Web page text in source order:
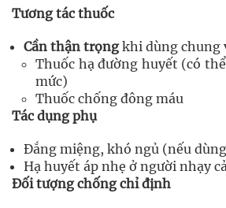
Tương tác thuốc
Cần thận trọngkhi dùng chung
Thuốc hạ đường huyết (có
mức)
Thuốc chống đông máu
Tác dụng phụ
Đắng miệng, khó ngủ (nếu
Hạ huyết áp nhẹ ở người nhạy
Đối tượng chống chỉ định